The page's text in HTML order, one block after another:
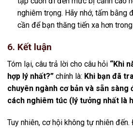
nghiêm trọng. Hãy nhớ, tấm bằng
cần để bạn thăng tiến xa hơn
6. Kết luận
Tóm lại, câu trả lời cho câu hỏi “Khi
hợp lý nhất?” chính là: Khi bạn đã
chuyên ngành cơ bản và sẵn
cách nghiêm túc (lý tưởng nhất là
Tuy nhiên, cơ hội không tự nhiên